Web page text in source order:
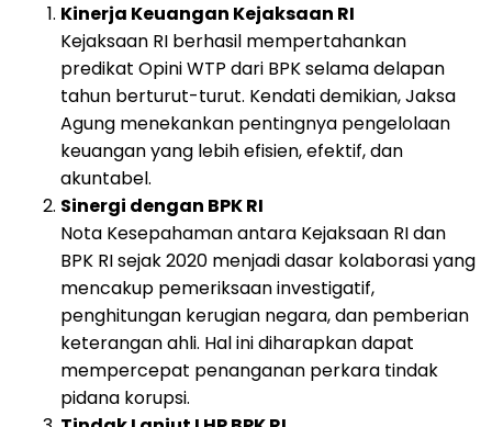
Kinerja Keuangan Kejaksaan RI
Kejaksaan RI berhasil mempertahankan
predikat Opini WTP dari BPK selama delapan
tahun berturut-turut. Kendati demikian, Jaksa
Agung menekankan pentingnya pengelolaan
keuangan yang lebih efisien, efektif, dan
akuntabel.
Sinergi dengan BPK RI
Nota Kesepahaman antara Kejaksaan RI dan
BPK RI sejak 2020 menjadi dasar kolaborasi yang
mencakup pemeriksaan investigatif,
penghitungan kerugian negara, dan pemberian
keterangan ahli. Hal ini diharapkan dapat
mempercepat penanganan perkara tindak
pidana korupsi.